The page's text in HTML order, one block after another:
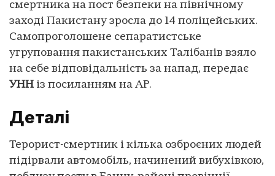
смертника на пост безпеки на північному
заході Пакистану зросла до 14 поліцейських.
Самопроголошене сепаратистське
угруповання пакистанських Талібанів взяло
на себе відповідальність за напад, передає
УНН із посиланням на AP.
Деталі
Терорист-смертник і кілька озброєних людей
підірвали автомобіль, начинений вибухівкою,